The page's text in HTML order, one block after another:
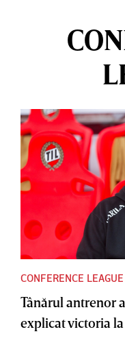
CONFERENCE LEAGUE
Tânărul antrenor
explicat victoria la